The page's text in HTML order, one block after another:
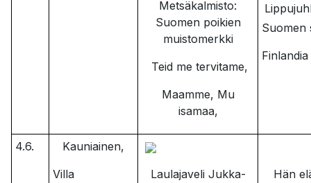
Metsäkalmisto:
Suomen poikien
muistomerkki
Teid me tervitame,
Maamme, Mu
isamaa,
4.6.
Kauniainen,
Villa
Laulajaveli Jukka-
Hän